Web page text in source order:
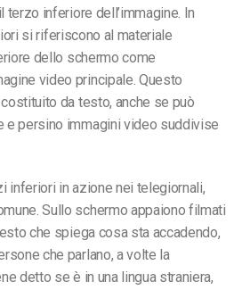
inferiore dell’immagine. In
si riferiscono al materiale
dello schermo come
video principale. Questo
da testo, anche se può
e persino immagini video suddivise
inferiori in azione nei telegiornali,
Sullo schermo appaiono filmati
che spiega cosa sta accadendo,
che parlano, a volte la
detto se è in una lingua straniera,